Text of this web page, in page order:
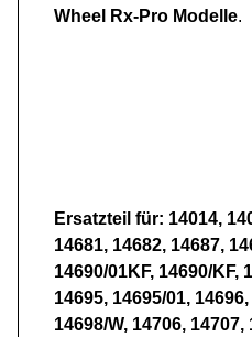
Wheel Rx-Pro Modelle.
Ersatzteil für: 14014,
14681, 14682, 14687,
14690/01KF, 14690/KF,
14695, 14695/01,
14698/W, 14706, 14707,